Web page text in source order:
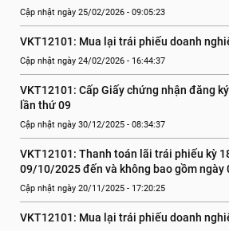
Cập nhật ngày 25/02/2026 - 09:05:23
VKT12101: Mua lại trái phiếu doanh
Cập nhật ngày 24/02/2026 - 16:44:37
VKT12101: Cấp Giấy chứng nhận đăng
lần thứ 09
Cập nhật ngày 30/12/2025 - 08:34:37
VKT12101: Thanh toán lãi trái phiếu kỳ
09/10/2025 đến và không bao gồm
Cập nhật ngày 20/11/2025 - 17:20:25
VKT12101: Mua lại trái phiếu doanh